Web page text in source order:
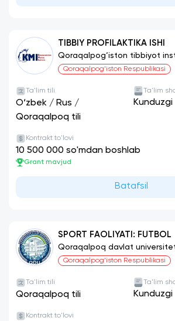
TIBBIY PROFILAKTIKA ISHI
Qoraqalpog‘iston tibbiyot
Qoraqalpog‘iston Respublikasi
Ta'lim tili
O‘zbek / Rus /
Qoraqalpoq tili
Ta'lim
Kunduzgi
Kontrakt to'lovi
10 500 000 so'mdan boshlab
Grant mavjud
Batafsil
SPORT FAOLIYATI: FUTBOL
Qoraqalpoq davlat
Qoraqalpog‘iston Respublikasi
Ta'lim tili
Qoraqalpoq tili
Ta'lim
Kunduzgi
Kontrakt to'lovi